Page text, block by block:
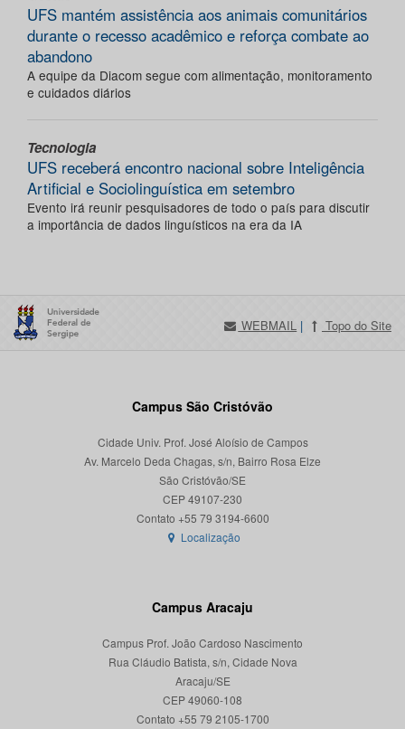
UFS mantém assistência aos animais comunitários
durante o recesso acadêmico e reforça combate ao
abandono
A equipe da Diacom segue com alimentação, monitoramento
e cuidados diários
Tecnologia
UFS receberá encontro nacional sobre Inteligência
Artificial e Sociolinguística em setembro
Evento irá reunir pesquisadores de todo o país para discutir
a importância de dados linguísticos na era da IA
WEBMAIL | Topo do Site
Campus São Cristóvão
Cidade Univ. Prof. José Aloísio de Campos
Av. Marcelo Deda Chagas, s/n, Bairro Rosa Elze
São Cristóvão/SE
CEP 49107-230
Localização
Campus Aracaju
Campus Prof. João Cardoso Nascimento
Rua Cláudio Batista, s/n, Cidade Nova
Aracaju/SE
CEP 49060-108